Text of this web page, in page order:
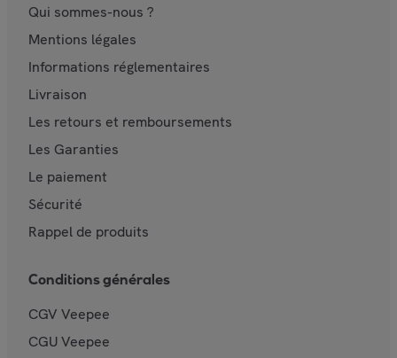
Qui sommes-nous ?
Mentions légales
Informations réglementaires
Livraison
Les retours et remboursements
Les Garanties
Le paiement
Sécurité
Rappel de produits
Conditions générales
CGV Veepee
CGU Veepee